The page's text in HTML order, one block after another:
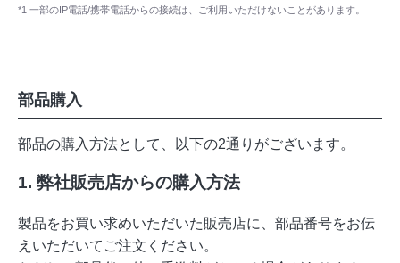
*1 一部のIP電話/携帯電話からの接続は、ご利用いただけないことがあります。
部品購入
部品の購入方法として、以下の2通りがございます。
1. 弊社販売店からの購入方法
製品をお買い求めいただいた販売店に、部品番号をお伝
えいただいてご注文ください。